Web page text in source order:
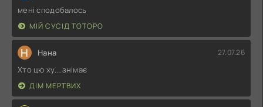
мені сподобалось
МІЙ СУСІД ТОТОРО
Н Нана 27.07.26
Хто цю ху....знімає
ДІМ МЕРТВИХ